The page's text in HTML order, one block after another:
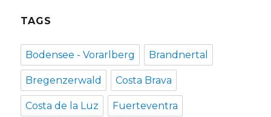
TAGS
Bodensee - Vorarlberg Brandnertal
Bregenzerwald Costa Brava
Costa de la Luz Fuerteventra